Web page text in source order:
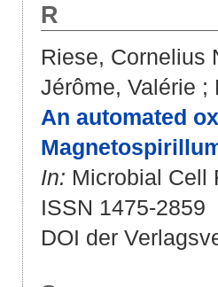
R
Riese, Cornelius
Jérôme, Valérie ;
An automated
In: Microbial Cell
ISSN 1475-2859
DOI der